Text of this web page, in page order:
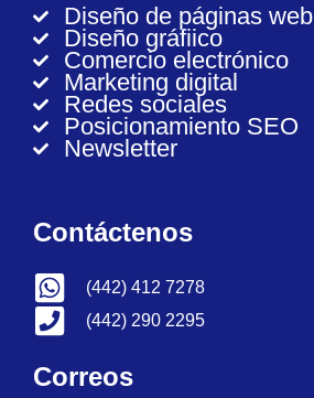
Diseño de páginas web
Diseño gráfiico
Comercio electrónico
Marketing digital
Redes sociales
Posicionamiento SEO
Newsletter
Contáctenos
(442) 412 7278
(442) 290 2295
Correos